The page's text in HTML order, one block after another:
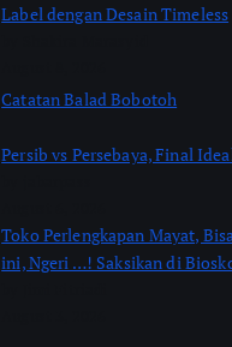
Label dengan Desain Timeless
Catatan Balad Bobotoh
Persib vs Persebaya, Final
Toko Perlengkapan Mayat,
ini, Ngeri …! Saksikan di